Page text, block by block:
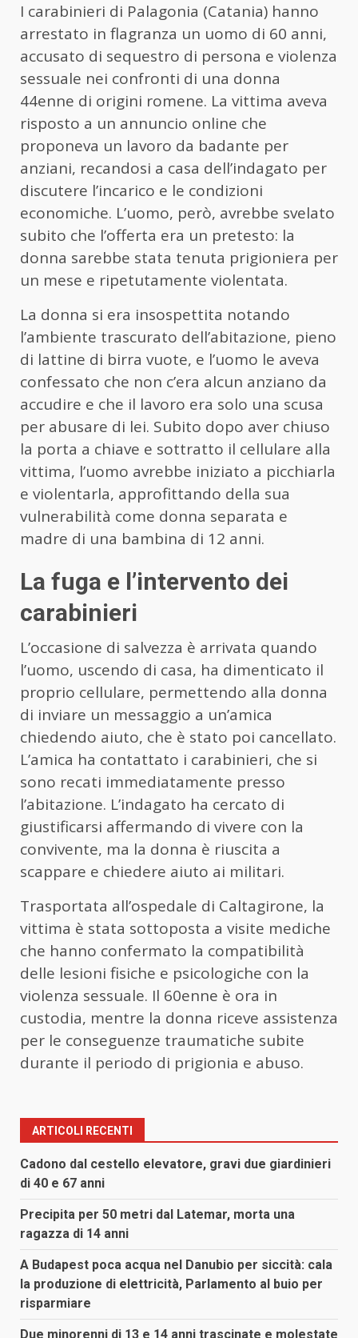
I carabinieri di Palagonia (Catania) hanno
arrestato in flagranza un uomo di 60 anni,
accusato di sequestro di persona e violenza
sessuale nei confronti di una donna
44enne di origini romene. La vittima aveva
risposto a un annuncio online che
proponeva un lavoro da badante per
anziani, recandosi a casa dell’indagato per
discutere l’incarico e le condizioni
economiche. L’uomo, però, avrebbe svelato
subito che l’offerta era un pretesto: la
donna sarebbe stata tenuta prigioniera per
un mese e ripetutamente violentata.
La donna si era insospettita notando
l’ambiente trascurato dell’abitazione, pieno
di lattine di birra vuote, e l’uomo le aveva
confessato che non c’era alcun anziano da
accudire e che il lavoro era solo una scusa
per abusare di lei. Subito dopo aver chiuso
la porta a chiave e sottratto il cellulare alla
vittima, l’uomo avrebbe iniziato a picchiarla
e violentarla, approfittando della sua
vulnerabilità come donna separata e
madre di una bambina di 12 anni.
La fuga e l’intervento dei
carabinieri
L’occasione di salvezza è arrivata quando
l’uomo, uscendo di casa, ha dimenticato il
proprio cellulare, permettendo alla donna
di inviare un messaggio a un’amica
chiedendo aiuto, che è stato poi cancellato.
L’amica ha contattato i carabinieri, che si
sono recati immediatamente presso
l’abitazione. L’indagato ha cercato di
giustificarsi affermando di vivere con la
convivente, ma la donna è riuscita a
scappare e chiedere aiuto ai militari.
Trasportata all’ospedale di Caltagirone, la
vittima è stata sottoposta a visite mediche
che hanno confermato la compatibilità
delle lesioni fisiche e psicologiche con la
violenza sessuale. Il 60enne è ora in
custodia, mentre la donna riceve assistenza
per le conseguenze traumatiche subite
durante il periodo di prigionia e abuso.
ARTICOLI RECENTI
Cadono dal cestello elevatore, gravi due giardinieri
di 40 e 67 anni
Precipita per 50 metri dal Latemar, morta una
ragazza di 14 anni
A Budapest poca acqua nel Danubio per siccità: cala
la produzione di elettricità, Parlamento al buio per
risparmiare
Due minorenni di 13 e 14 anni trascinate e molestate